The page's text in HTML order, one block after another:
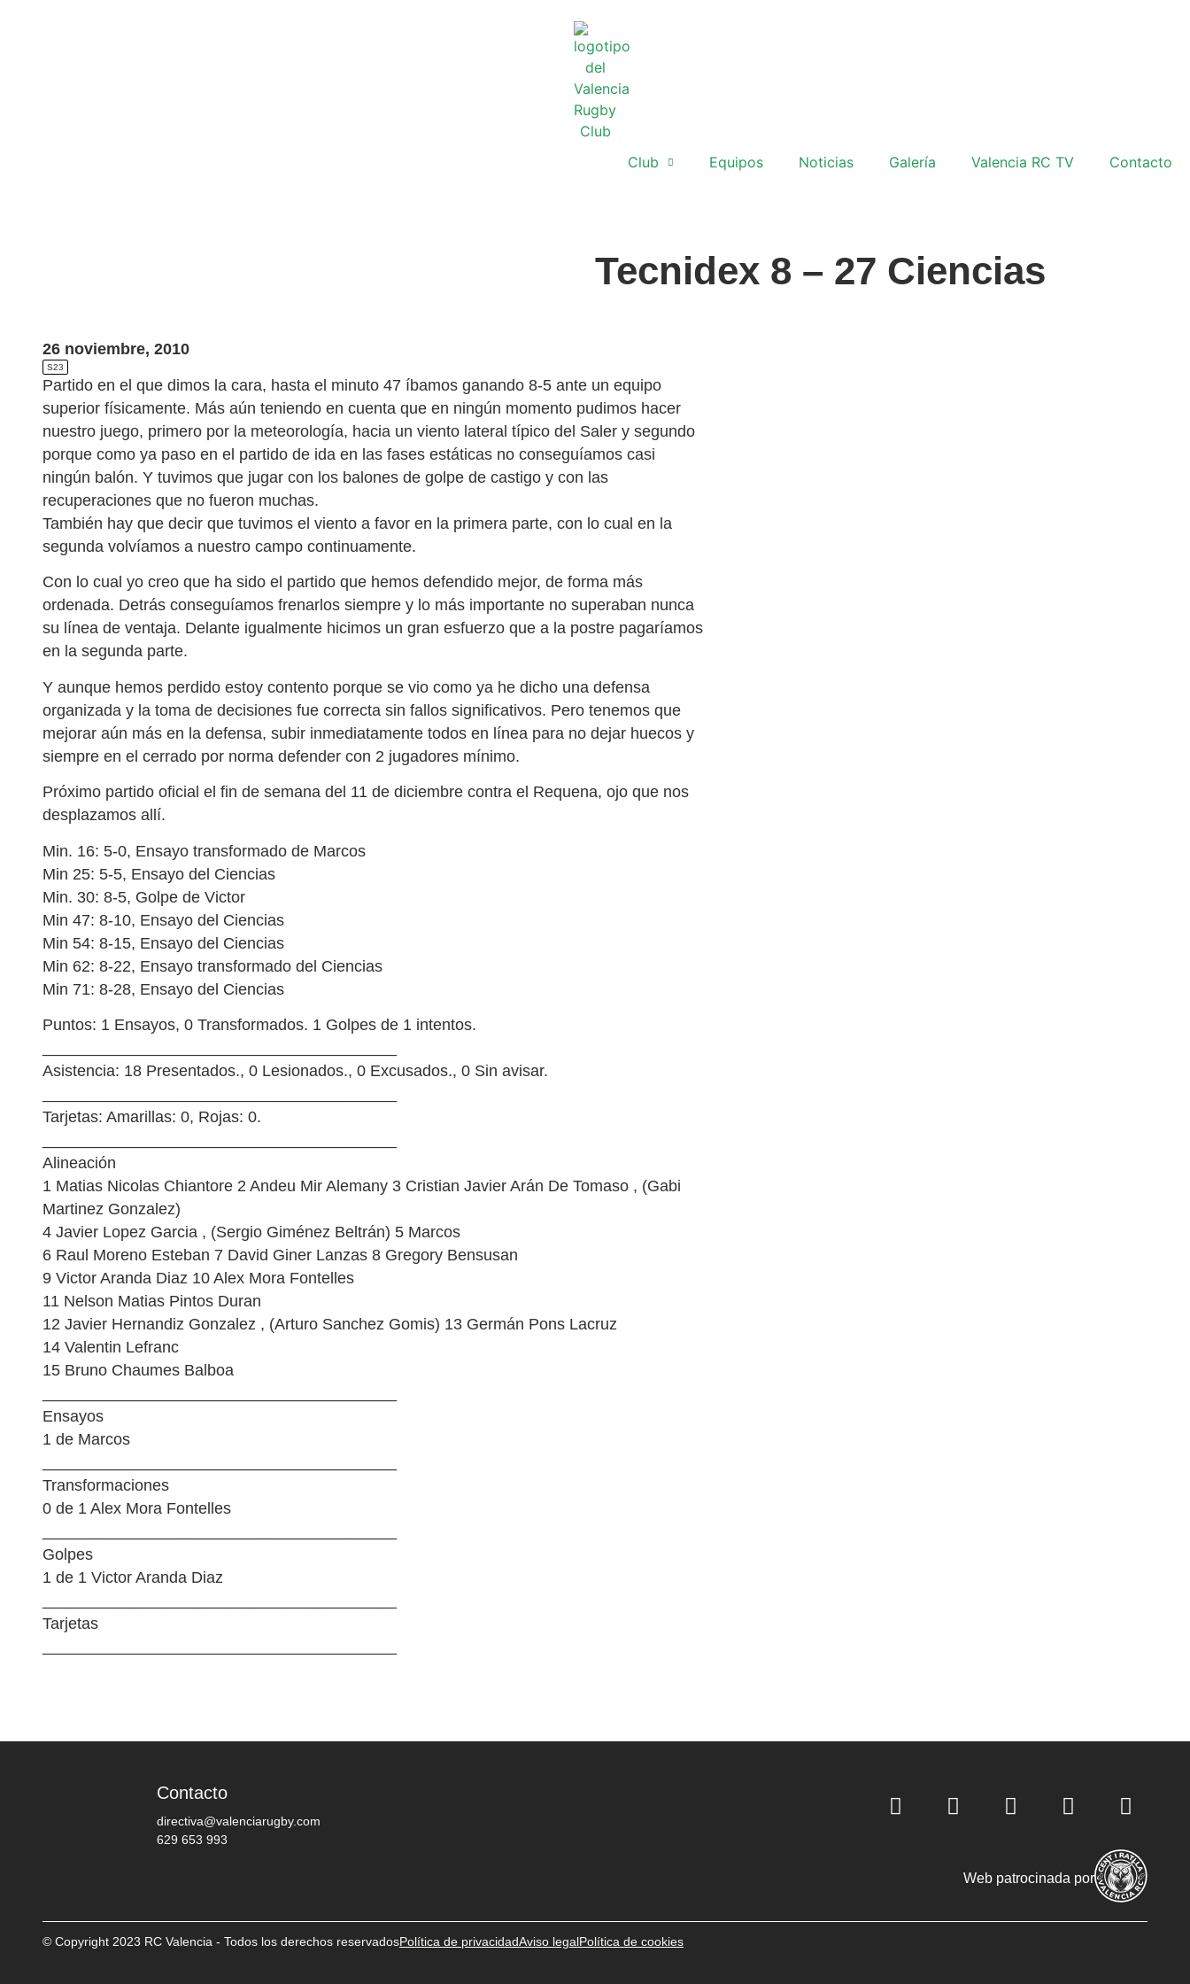
Club Equipos Noticias Galería Valencia RC TV Contacto
Tecnidex 8 – 27 Ciencias
26 noviembre, 2010
S23
Partido en el que dimos la cara, hasta el minuto 47 íbamos ganando 8-5 ante un equipo
superior físicamente. Más aún teniendo en cuenta que en ningún momento pudimos hacer
nuestro juego, primero por la meteorología, hacia un viento lateral típico del Saler y segundo
porque como ya paso en el partido de ida en las fases estáticas no conseguíamos casi
ningún balón. Y tuvimos que jugar con los balones de golpe de castigo y con las
recuperaciones que no fueron muchas.
También hay que decir que tuvimos el viento a favor en la primera parte, con lo cual en la
segunda volvíamos a nuestro campo continuamente.
Con lo cual yo creo que ha sido el partido que hemos defendido mejor, de forma más
ordenada. Detrás conseguíamos frenarlos siempre y lo más importante no superaban nunca
su línea de ventaja. Delante igualmente hicimos un gran esfuerzo que a la postre pagaríamos
en la segunda parte.
Y aunque hemos perdido estoy contento porque se vio como ya he dicho una defensa
organizada y la toma de decisiones fue correcta sin fallos significativos. Pero tenemos que
mejorar aún más en la defensa, subir inmediatamente todos en línea para no dejar huecos y
siempre en el cerrado por norma defender con 2 jugadores mínimo.
Próximo partido oficial el fin de semana del 11 de diciembre contra el Requena, ojo que nos
desplazamos allí.
Min. 16: 5-0, Ensayo transformado de Marcos
Min 25: 5-5, Ensayo del Ciencias
Min. 30: 8-5, Golpe de Victor
Min 47: 8-10, Ensayo del Ciencias
Min 54: 8-15, Ensayo del Ciencias
Min 62: 8-22, Ensayo transformado del Ciencias
Min 71: 8-28, Ensayo del Ciencias
Puntos: 1 Ensayos, 0 Transformados. 1 Golpes de 1 intentos.
Asistencia: 18 Presentados., 0 Lesionados., 0 Excusados., 0 Sin avisar.
Tarjetas: Amarillas: 0, Rojas: 0.
Alineación
1 Matias Nicolas Chiantore 2 Andeu Mir Alemany 3 Cristian Javier Arán De Tomaso , (Gabi
Martinez Gonzalez)
4 Javier Lopez Garcia , (Sergio Giménez Beltrán) 5 Marcos
6 Raul Moreno Esteban 7 David Giner Lanzas 8 Gregory Bensusan
9 Victor Aranda Diaz 10 Alex Mora Fontelles
11 Nelson Matias Pintos Duran
12 Javier Hernandiz Gonzalez , (Arturo Sanchez Gomis) 13 Germán Pons Lacruz
14 Valentin Lefranc
15 Bruno Chaumes Balboa
Ensayos
1 de Marcos
Transformaciones
0 de 1 Alex Mora Fontelles
Golpes
1 de 1 Victor Aranda Diaz
Tarjetas
Contacto
directiva@valenciarugby.com
629 653 993
Web patrocinada por
© Copyright 2023 RC Valencia - Todos los derechos reservadosPolítica de privacidadAviso legalPolítica de cookies